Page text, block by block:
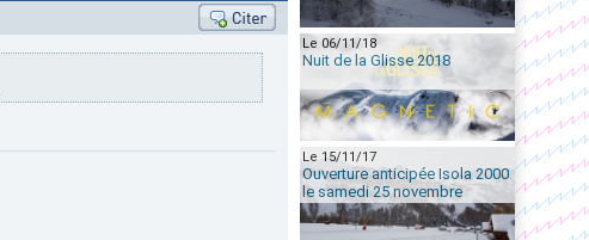
Le 06/11/18
Nuit de la Glisse 2018
Le 15/11/17
Ouverture anticipée Isola 2000
le samedi 25 novembre